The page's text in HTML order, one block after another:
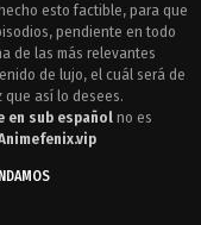
esto factible, para que
pendiente en todo
de las más relevantes
de lujo, el cuál será de
que así lo desees.
en sub español no es